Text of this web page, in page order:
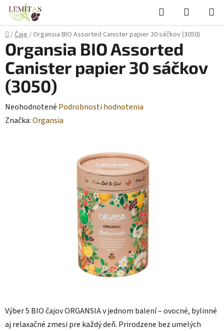
Prejsť
obsah
Hľadať
KOŠÍK
Domov
/Čaje/ Organsia BIO Assorted Canister papier 30 sáčkov (3050)
Výber 5 BIO čajov ORGANSIA v jednom balení – ovocné, bylinné
aj relaxačné zmesi pre každý deň. Prirodzene bez umelých
Organsia BIO Assorted
Canister papier 30 sáčkov
(3050)
Priemerné
hodnotenie
Neohodnotené Podrobnosti hodnotenia
Značka:Organsia